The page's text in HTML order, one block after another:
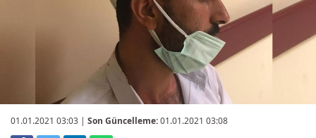
01.01.2021 03:03 | Son Güncelleme:01.01.2021 03:08